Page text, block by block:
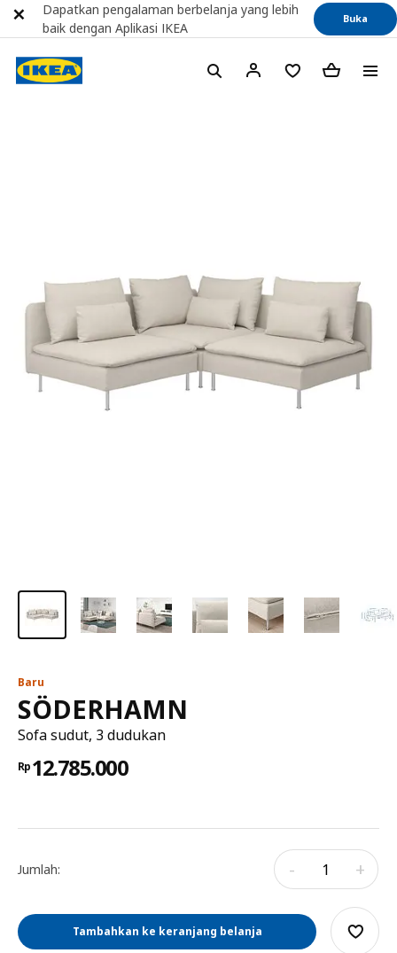
Baru
SÖDERHAMN
Sofa sudut, 3 dudukan
Rp 12.785.000
Jumlah: - +
Tambahkan ke keranjang belanja
Dapatkan pengalaman berbelanja yang lebih
baik dengan Aplikasi IKEA
Buka